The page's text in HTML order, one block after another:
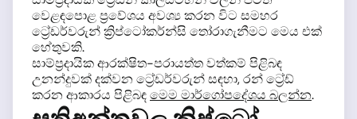
වෙළඳපොළ ප්‍රවේශය අවශ්‍ය කරන විට සමහර
ට්‍රේඩර්වරුන් ක්‍රිප්ටෝකර්න්සි තෝරාගැනීමට මෙය එක්
හේතුවකි.
සාම්ප්‍රදායික ආරක්ෂිත-පරායත්ත වත්කම් පිළිබඳ
උනන්දුවක් දක්වන ට්‍රේඩර්වරුන් සඳහා, රන් ට්‍රේඩ්
කරන ආකාරය පිළිබඳමෙම මාර්ගෝපදේශය බලන්න.